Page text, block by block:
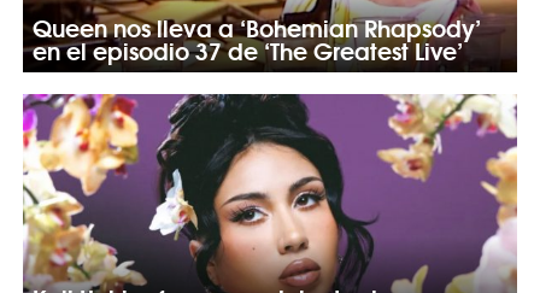
Queen nos lleva a ‘Bohemian Rhapsody’
en el episodio 37 de ‘The Greatest Live’